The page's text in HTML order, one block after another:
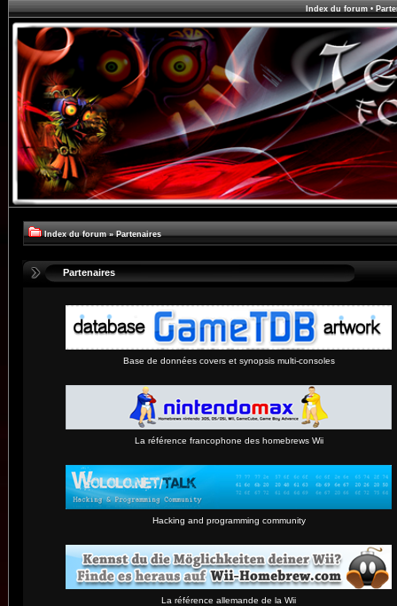
Index du forum•
Index du forum » Partenaires
Partenaires
Base de données covers et synopsis multi-consoles
La référence francophone des homebrews Wii
Hacking and programming community
La référence allemande de la Wii